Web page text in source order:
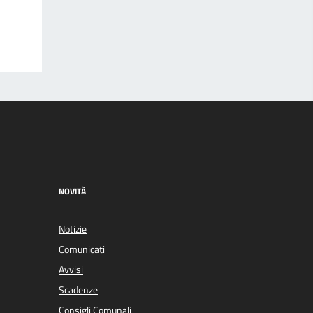
NOVITÀ
Notizie
Comunicati
Avvisi
Scadenze